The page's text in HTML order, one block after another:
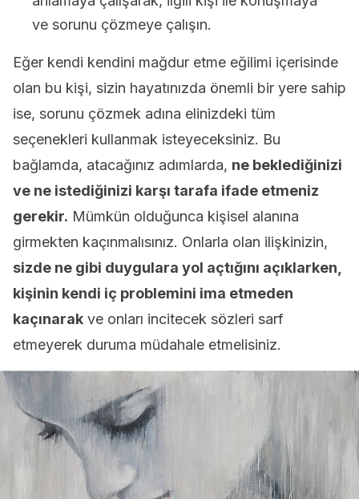
ve sorunu çözmeye çalışın.
Eğer kendi kendini mağdur etme eğilimi içerisinde
olan bu kişi, sizin hayatınızda önemli bir yere sahip
ise, sorunu çözmek adına elinizdeki tüm
seçenekleri kullanmak isteyeceksiniz. Bu
bağlamda, atacağınız adımlarda, ne beklediğinizi
ve ne istediğinizi karşı tarafa ifade etmeniz
gerekir. Mümkün olduğunca kişisel alanına
girmekten kaçınmalısınız. Onlarla olan ilişkinizin,
sizde ne gibi duygulara yol açtığını açıklarken,
kişinin kendi iç problemini ima etmeden
kaçınarak ve onları incitecek sözleri sarf
etmeyerek duruma müdahale etmelisiniz.